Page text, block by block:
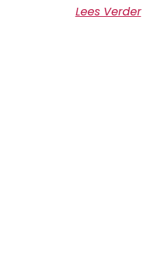
Lees Verder